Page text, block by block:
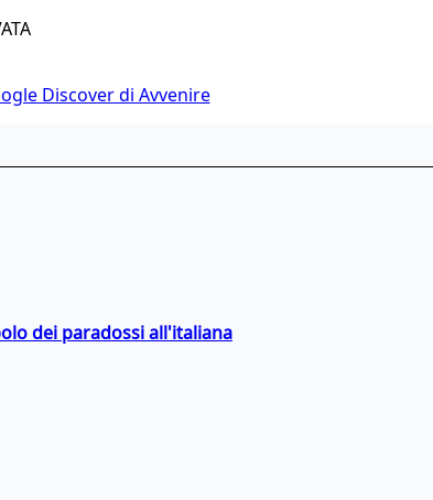
Discover di Avvenire
dei paradossi all'italiana